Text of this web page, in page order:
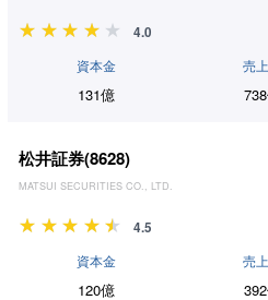
4.0
資本金
131億
売
松井証券(8628)
MATSUI SECURITIES CO., LTD.
4.5
資本金
120億
売